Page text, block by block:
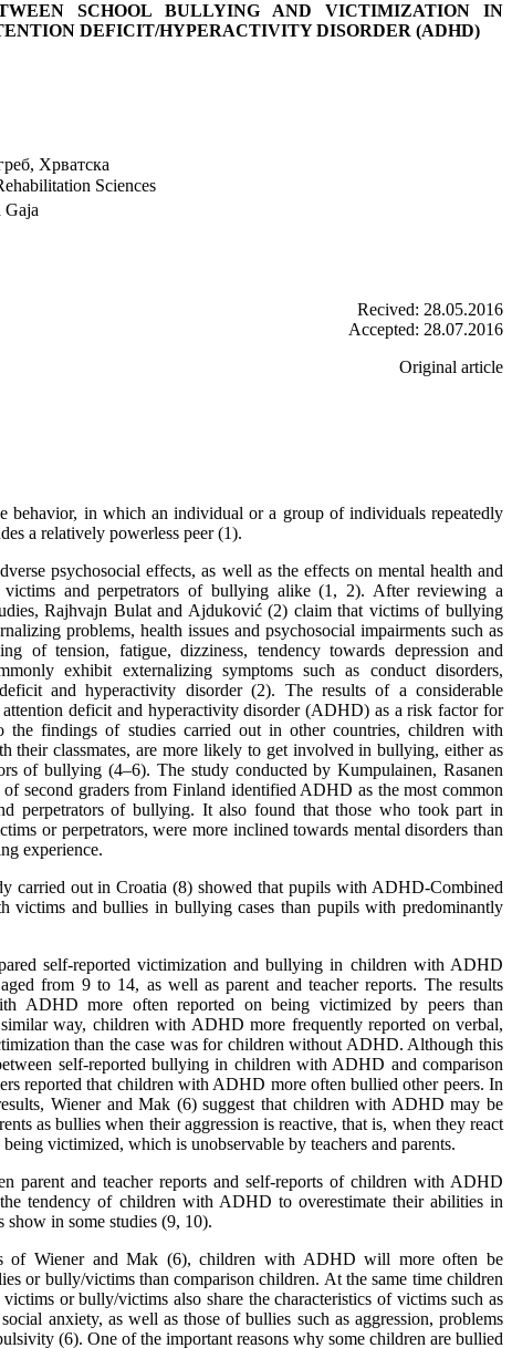
SCHOOL BULLYING AND VICTIMIZATION IN
DEFICIT/HYPERACTIVITY DISORDER (ADHD)
Хрватска
Sciences
Gaja
Recived: 28.05.2016
Accepted: 28.07.2016
Original article
behavior, in which an individual or a group of individuals repeatedly
a relatively powerless peer (1).
psychosocial effects, as well as the effects on mental health and
victims and perpetrators of bullying alike (1, 2). After reviewing a
Rajhvajn Bulat and Ajduković (2) claim that victims of bullying
problems, health issues and psychosocial impairments such as
of tension, fatigue, dizziness, tendency towards depression and
exhibit externalizing symptoms such as conduct disorders,
deficit and hyperactivity disorder (2). The results of a considerable
attention deficit and hyperactivity disorder (ADHD) as a risk factor for
findings of studies carried out in other countries, children with
their classmates, are more likely to get involved in bullying, either as
of bullying (4–6). The study conducted by Kumpulainen, Rasanen
of second graders from Finland identified ADHD as the most common
perpetrators of bullying. It also found that those who took part in
or perpetrators, were more inclined towards mental disorders than
experience.
carried out in Croatia (8) showed that pupils with ADHD-Combined
victims and bullies in bullying cases than pupils with predominantly
self-reported victimization and bullying in children with ADHD
from 9 to 14, as well as parent and teacher reports. The results
ADHD more often reported on being victimized by peers than
way, children with ADHD more frequently reported on verbal,
than the case was for children without ADHD. Although this
self-reported bullying in children with ADHD and comparison
reported that children with ADHD more often bullied other peers. In
Wiener and Mak (6) suggest that children with ADHD may be
as bullies when their aggression is reactive, that is, when they react
victimized, which is unobservable by teachers and parents.
parent and teacher reports and self-reports of children with ADHD
tendency of children with ADHD to overestimate their abilities in
show in some studies (9, 10).
of Wiener and Mak (6), children with ADHD will more often be
or bully/victims than comparison children. At the same time children
or bully/victims also share the characteristics of victims such as
anxiety, as well as those of bullies such as aggression, problems
(6). One of the important reasons why some children are bullied